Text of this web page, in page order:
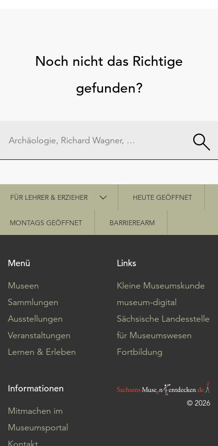
Noch nicht das Richtige
gefunden?
Schnellzugriff
FÜR LEHRER & ERZIEHER HEUTE GEÖFFNET
MONTAGS GEÖFFNET BARRIEREARM
Menü
Museen
Sammlungen
Ausstellungen
Veranstaltungen
Lernen & Erleben
Links
Kleine Museumskunde
museum-digital
Sächsische Landesstelle
für Museumswesen
Fortbildung
Informationen
Mitmachen im
Museumsportal
© 2026